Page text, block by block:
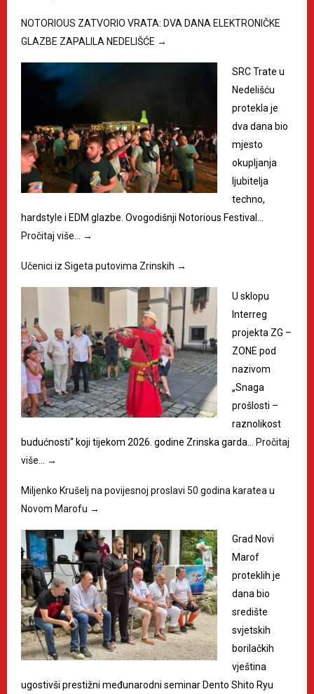
NOTORIOUS ZATVORIO VRATA: DVA DANA ELEKTRONIČKE
GLAZBE ZAPALILA NEDELIŠĆE →
SRC Trate u
Nedelišću
protekla je
dva dana bio
mjesto
okupljanja
ljubitelja
techno,
hardstyle i EDM glazbe. Ovogodišnji Notorious Festival…
Pročitaj više… →
Učenici iz Sigeta putovima Zrinskih →
U sklopu
Interreg
projekta ZG –
ZONE pod
nazivom
„Snaga
prošlosti –
raznolikost
budućnosti“ koji tijekom 2026. godine Zrinska garda… Pročitaj
više… →
Miljenko Krušelj na povijesnoj proslavi 50 godina karatea u
Novom Marofu →
Grad Novi
Marof
proteklih je
dana bio
središte
svjetskih
borilačkih
vještina
ugostivši prestižni međunarodni seminar Dento Shito Ryu